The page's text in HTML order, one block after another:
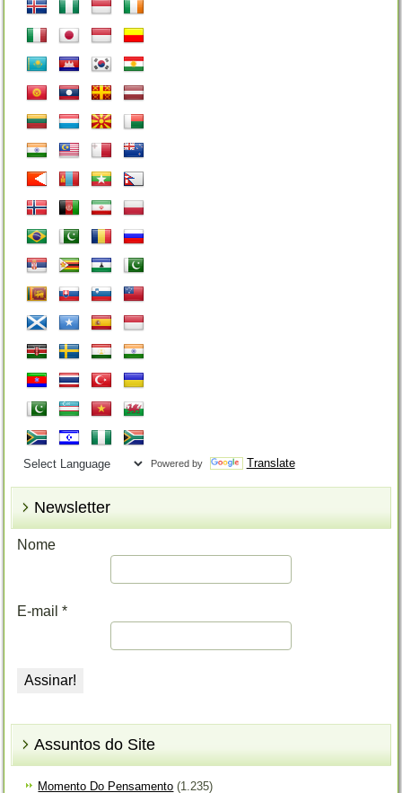
Powered by Translate
Newsletter
Nome
E-mail*
Assuntos do Site
Momento Do Pensamento (1.235)